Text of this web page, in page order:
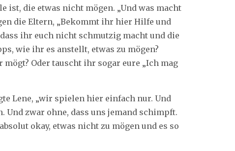
ist, die etwas nicht mögen. „Und was macht
die Eltern, „Bekommt ihr hier Hilfe und
ihr euch nicht schmutzig macht und die
wie ihr es anstellt, etwas zu mögen?
Oder tauscht ihr sogar eure „Ich mag
Lene, „wir spielen hier einfach nur. Und
zwar ohne, dass uns jemand schimpft.
okay, etwas nicht zu mögen und es so